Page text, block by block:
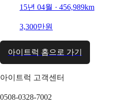
15년 04월 · 456,989km
3,300만원
아이트럭 홈으로 가기
아이트럭 고객센터
0508-0328-7002